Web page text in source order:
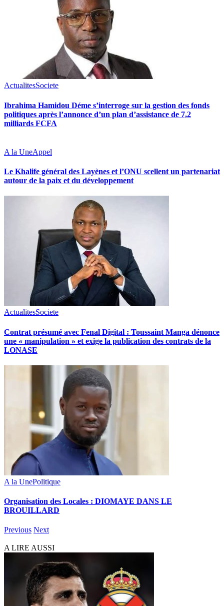
ActualitesSociete
Ibrahima Hamidou Déme s’interroge sur la gestion des fonds
politiques après l’annonce d’un plan d’assistance de 7,2
milliards FCFA
A la UneAppel
Le Khalife général des Layènes et l’ONU scellent un partenariat
autour de la paix et du développement
ActualitesSociete
Contrat présumé avec Fenal Digital : Toussaint Manga dénonce
une « manipulation » et exige la publication des contrats de la
LONASE
A la UnePolitique
Organisation des Locales : DIOMAYE DANS LE
BROUILLARD
Previous Next
A LIRE AUSSI